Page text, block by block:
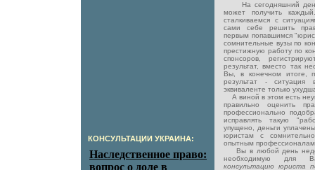
КОНСУЛЬТАЦИИ УКРАИНА:
На сегодняшний
может получить
сталкиваемся с
сами себе решить
первым попавшимся
сомнительные вузы по
престижную работу по
спонсоров,
результат, вместо так
Вы, в конечном итоге,
результат -
эквиваленте только
А виной в этом есть
правильно оценить
профессионально
исправлять такую
упущено, деньги
юристам с
опытным
Вы в любой день
необходимую для
консультацию юриста